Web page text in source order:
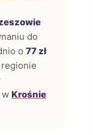
do
o 77 zł
w Krośnie